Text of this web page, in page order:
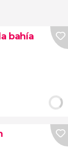
bahía